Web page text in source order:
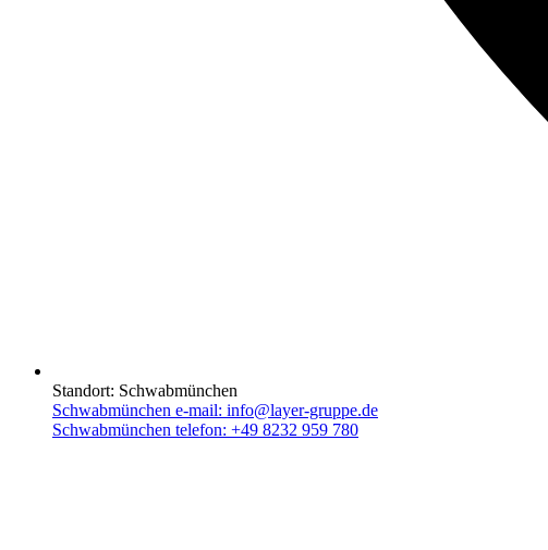
Standort: Schwabmünchen
Schwabmünchen e-mail: info@layer-gruppe.de
Schwabmünchen telefon: +49 8232 959 780